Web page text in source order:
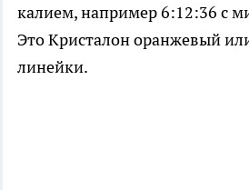
калием, например 6:12:36 с
Это Кристалон оранжевый
линейки.